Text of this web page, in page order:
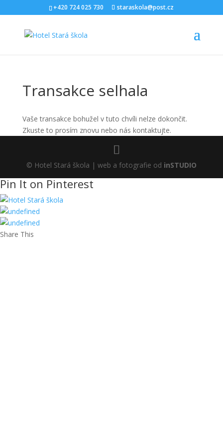
+420 724 025 730 staraskola@post.cz
Transakce selhala
Vaše transakce bohužel v tuto chvíli nelze dokončit.
Zkuste to prosím znovu nebo nás kontaktujte.
© Hotel Stará škola | web a fotografie od inSTUDIO
Pin It on Pinterest
Share This